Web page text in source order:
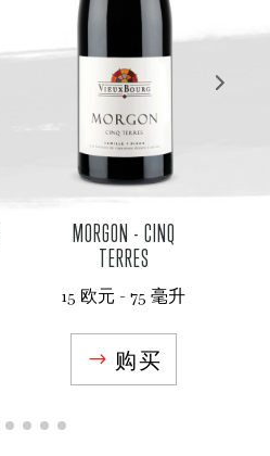
MORGON - CINQ
TERRES
15 欧元 - 75 毫升
购买